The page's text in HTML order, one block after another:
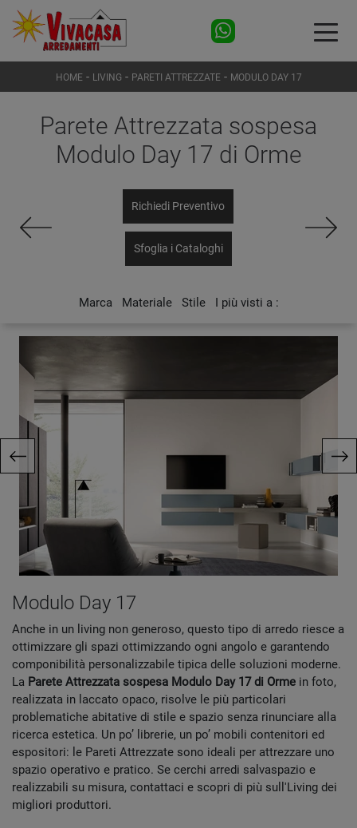
HOME- LIVING - PARETI ATTREZZATE - MODULO DAY 17
Parete Attrezzata sospesa
Modulo Day 17 di Orme
Richiedi Preventivo
Sfoglia i Cataloghi
Marca Materiale Stile I più visti a :
Modulo Day 17
Anche in un living non generoso, questo tipo di arredo riesce a
ottimizzare gli spazi ottimizzando ogni angolo e garantendo
componibilità personalizzabile tipica delle soluzioni moderne.
La Parete Attrezzata sospesa Modulo Day 17 di Orme in foto,
realizzata in laccato opaco, risolve le più particolari
problematiche abitative di stile e spazio senza rinunciare alla
ricerca estetica. Un po’ librerie, un po’ mobili contenitori ed
espositori: le Pareti Attrezzate sono ideali per attrezzare uno
spazio operativo e pratico. Se cerchi arredi salvaspazio e
realizzabili su misura, contattaci e scopri di più sull'Living dei
migliori produttori.